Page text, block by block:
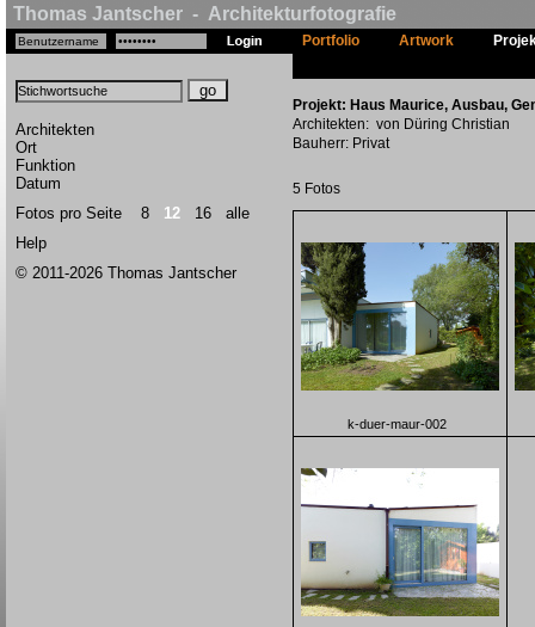
Thomas Jantscher - Architekturfotografie
Architekten
Ort
Funktion
Datum
Fotos pro Seite 8 12 16
alle
Help
© 2011-2026 Thomas Jantscher
Portfolio Artwork
Projekt: Haus Maurice, Ausbau,
Architekten: von Düring Christian
Bauherr: Privat
5 Fotos
k-duer-maur-002